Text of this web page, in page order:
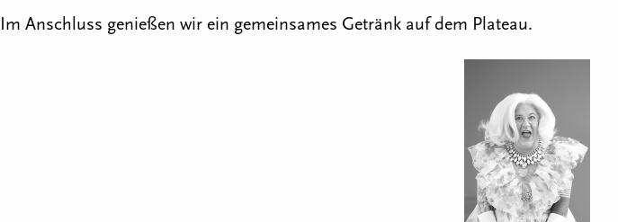
Im Anschluss genießen wir ein gemeinsames Getränk auf dem Plateau.